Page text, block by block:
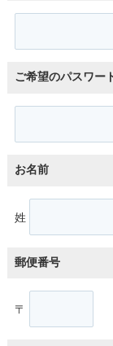
ご希望のパスワー
お名前
姓
郵便番号
〒